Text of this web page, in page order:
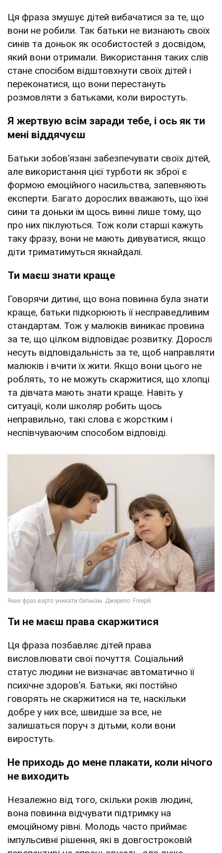
Ця фраза змушує дітей вибачатися за те, що
вони не робили. Так батьки не визнають своїх
синів та доньок як особистостей з досвідом,
який вони отримали. Використання таких слів
стане спосібом відштовхнути своїх дітей і
переконатися, що вони перестануть
розмовляти з батьками, коли виростуть.
Я жертвую всім заради тебе, і ось як ти
мені віддячуєш
Батьки зобов’язані забезпечувати своїх дітей,
але використання цієї турботи як зброї є
формою емоційного насильства, запевняють
експерти. Багато дорослих вважають, що їхні
сини та доньки їм щось винні лише тому, що
про них піклуються. Тож коли старші кажуть
таку фразу, вони не мають дивуватися, якщо
діти триматимуться якнайдалі.
Ти маєш знати краще
Говорячи дитині, що вона повинна була знати
краще, батьки підкорюють її несправедливим
стандартам. Тож у малюків виникає провина
за те, що цілком відповідає розвитку. Дорослі
несуть відповідальність за те, щоб направляти
малюків і вчити їх жити. Якщо вони цього не
роблять, то не можуть скаржитися, що хлопці
та дівчата мають знати краще. Навіть у
ситуації, коли школяр робить щось
неправильно, такі слова є жорстким і
неспівчуваючим способом відповіді.
Ти не маєш права скаржитися
Ця фраза позбавляє дітей права
висловлювати свої почуття. Соціальний
статус людини не визначає автоматично її
психічне здоров’я. Батьки, які постійно
говорять не скаржитися на те, наскільки
добре у них все, швидше за все, не
залишаться поруч з дітьми, коли вони
виростуть.
Не приходь до мене плакати, коли нічого
не виходить
Незалежно від того, скільки років людині,
вона повинна відчувати підтримку на
емоційному рівні. Молодь часто приймає
імпульсивні рішення, які в довгостроковій